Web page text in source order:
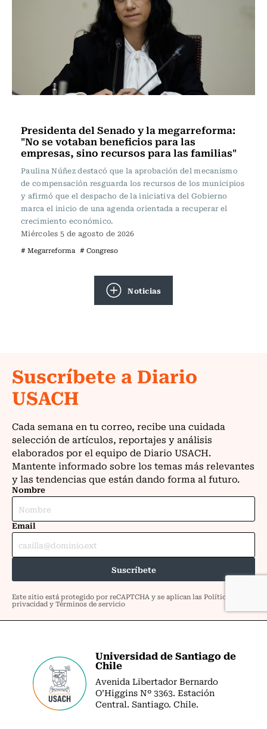
Presidenta del Senado y la megarreforma:
"No se votaban beneficios para las
empresas, sino recursos para las familias"
Paulina Núñez destacó que la aprobación del mecanismo
de compensación resguarda los recursos de los municipios
y afirmó que el despacho de la iniciativa del Gobierno
marca el inicio de una agenda orientada a recuperar el
crecimiento económico.
Miércoles 5 de agosto de 2026
# Megarreforma # Congreso
Noticias
Universidad de Santiago de
Chile
Avenida Libertador Bernardo
O’Higgins Nº 3363. Estación
Central. Santiago. Chile.